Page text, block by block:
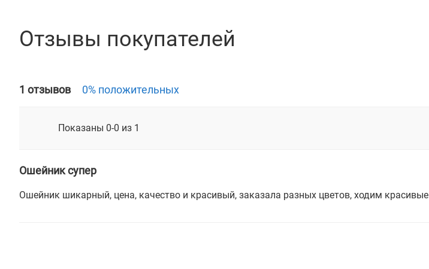
Отзывы покупателей
1 отзывов 0% положительных
Показаны 0-0 из 1
Ошейник супер
Ошейник шикарный, цена, качество и красивый, заказала разных цветов, ходим красивые